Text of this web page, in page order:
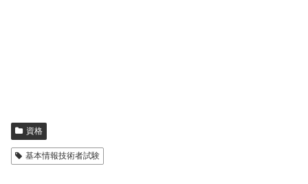
資格
基本情報技術者試験